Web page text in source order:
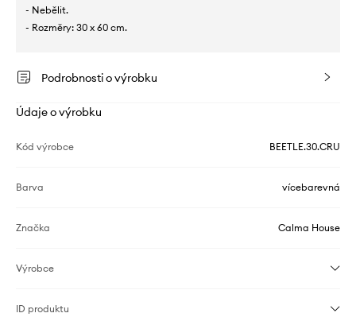
- Nebělit.
- Rozměry: 30 x 60 cm.
Podrobnosti o výrobku
Údaje o výrobku
Kód výrobce BEETLE.30.CRU
Barva vícebarevná
Značka Calma House
Výrobce
ID produktu